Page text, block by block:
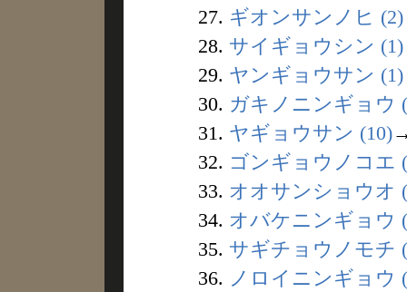
27. ギオンサンノヒ (2)
28. サイギョウシン (1)
29. ヤンギョウサン (1)
30. ガキノニンギョウ
31. ヤギョウサン (10)
32. ゴンギョウノコエ
33. オオサンショウオ
34. オバケニンギョウ
35. サギチョウノモチ
36. ノロイニンギョウ